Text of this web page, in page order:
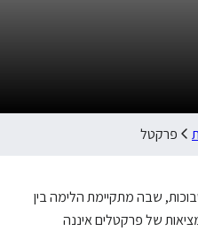
פרקטל
שבה מתקיימת הלימה בין
של פרקטלים איננה